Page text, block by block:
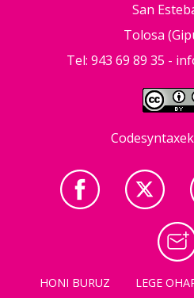
San
Tolosa
Tel: 943 69 89 35 -
HONI BURUZ LEGE